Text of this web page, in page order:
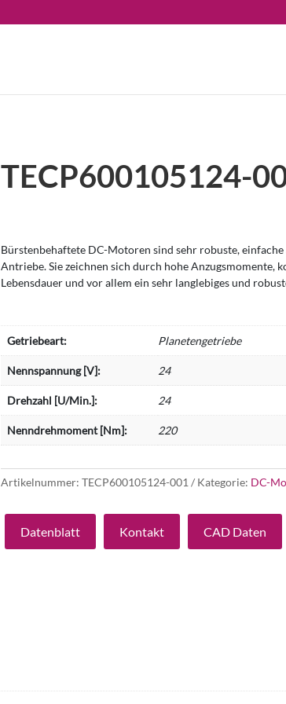
TECP600105124-
Bürstenbehaftete DC-Motoren sind sehr robuste,
Antriebe. Sie zeichnen sich durch hohe Anzugsmomente,
Lebensdauer und vor allem ein sehr langlebiges und
Getriebeart: Planetengetriebe
Nennspannung [V]: 24
Drehzahl [U/Min.]: 24
Nenndrehmoment [Nm]: 220
Artikelnummer:TECP600105124-001 Kategorie: DC-
Datenblatt Kontakt CAD Daten